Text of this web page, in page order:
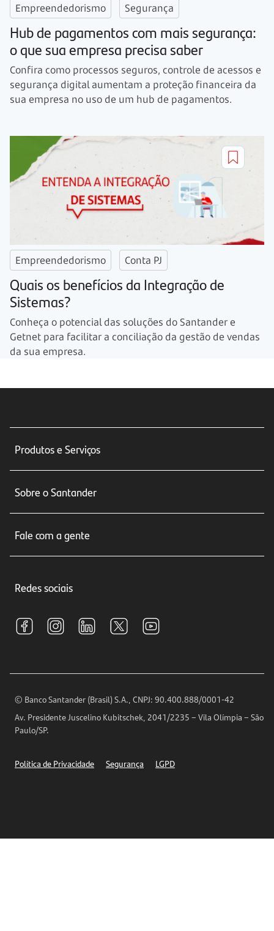
Empreendedorismo Segurança
Hub de pagamentos com mais segurança:
o que sua empresa precisa saber
Confira como processos seguros, controle de acessos e
segurança digital aumentam a proteção financeira da
sua empresa no uso de um hub de pagamentos.
Empreendedorismo Conta PJ
Quais os benefícios da Integração de
Sistemas?
Conheça o potencial das soluções do Santander e
Getnet para facilitar a conciliação da gestão de vendas
da sua empresa.
Produtos e Serviços
Seguros
Crédito e Financiamentos
Investimentos
Sobre o Santander
Relações com Investidores
Fale com a gente
Central de Renegociação
S.A.C
Encontre nossas agências
Horários de Atendimento
Telefones
Redes sociais
© Banco Santander (Brasil) S.A., CNPJ: 90.400.888/0001-42
Av. Presidente Juscelino Kubitschek, 2041/2235 – Vila Olímpia – São
Paulo/SP.
Política de Privacidade Segurança LGPD